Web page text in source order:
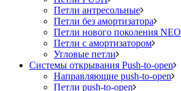
Петли антресольные
Петли без амортизатора
Петли нового поколения NEO
Петли с амортизатором
Угловые петли
Системы открывания Push-to-open
Направляющие push-to-open
Петли push-to-open